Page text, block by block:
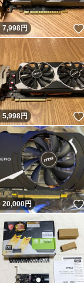
7,998円
5,998円
20,000円